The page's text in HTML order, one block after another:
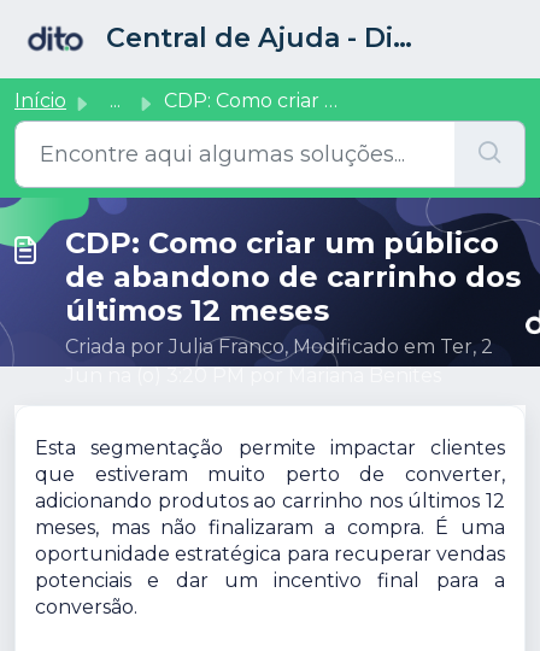
Central de Ajuda - Dito CRM
Início ... CDP: Como criar um público de abandono de carrinho dos úl...
CDP: Como criar um público
de abandono de carrinho dos
últimos 12 meses
Criada por Julia Franco, Modificado em Ter, 2
Esta segmentação permite impactar clientes
que estiveram muito perto de converter,
adicionando produtos ao carrinho nos últimos 12
meses, mas não finalizaram a compra. É uma
oportunidade estratégica para recuperar vendas
potenciais e dar um incentivo final para a
conversão.